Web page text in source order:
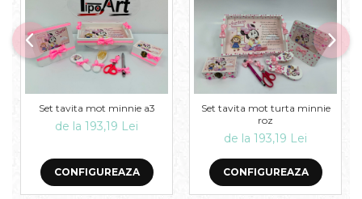
Set tavita mot minnie a3
de la 193,19 Lei
CONFIGUREAZA
Set tavita mot turta minnie
roz
de la 193,19 Lei
CONFIGUREAZA